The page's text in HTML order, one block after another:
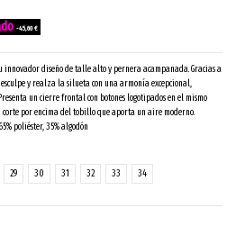
-45,60 €
innovador diseño de talle alto y pernera acampanada. Gracias a
esculpe y realza la silueta con una armonía excepcional,
un cierre frontal con botones logotipados en el mismo
por encima del tobillo que aporta un aire moderno.
poliéster, 35% algodón
29 30 31 32 33 34